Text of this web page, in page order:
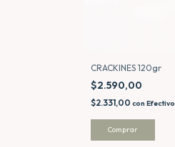
CRACKINES 120gr
$2.590,00
$2.331,00 con Efectivo